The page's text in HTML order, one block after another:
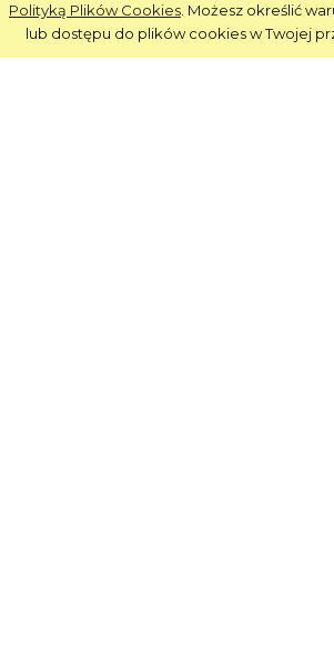
Polityką Plików Cookies . Możesz określić
lub dostępu do plików cookies w Twojej